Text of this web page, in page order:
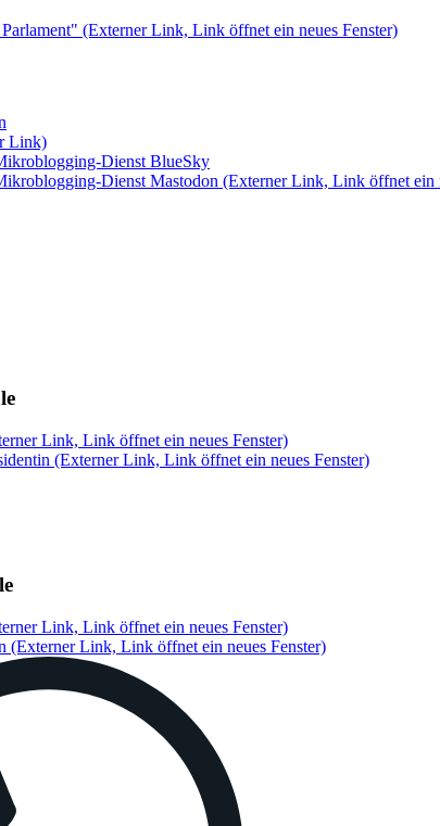
(Externer Link, Link öffnet ein neues Fenster)
Link)
Dienst BlueSky
Dienst Mastodon (Externer Link, Link öffnet ein
Link, Link öffnet ein neues Fenster)
(Externer Link, Link öffnet ein neues Fenster)
Link, Link öffnet ein neues Fenster)
(Externer Link, Link öffnet ein neues Fenster)